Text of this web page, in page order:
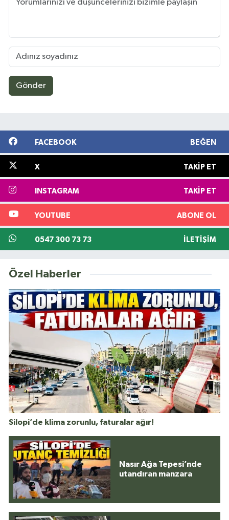
Gönder
FACEBOOK BEĞEN
X TAKIP ET
INSTAGRAM TAKIP ET
YOUTUBE ABONE OL
0547 300 73 73 İLETIŞIM
Özel Haberler
Silopi’de klima zorunlu, faturalar ağır!
Nasır Ağa Tepesi’nde
utandıran manzara